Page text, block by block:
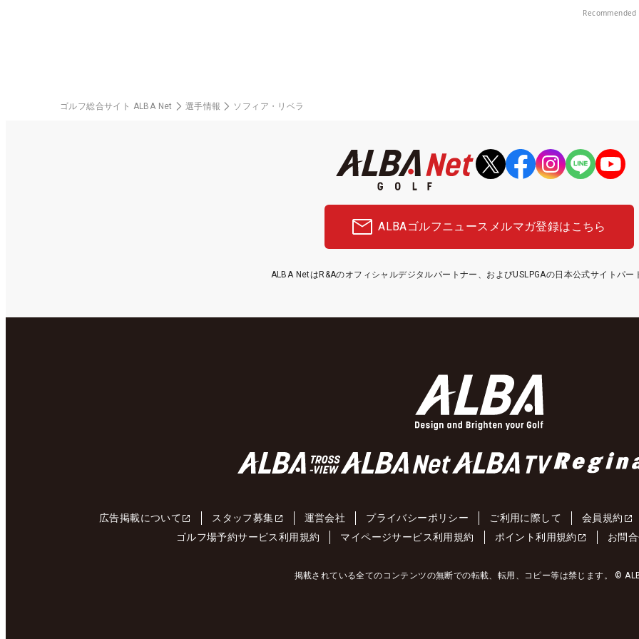
Recommended
ゴルフ総合サイト ALBA Net 選手情報 ソフィア・リベラ
ALBAゴルフニュース メルマガ登録はこちら
ALBA NetはR&Aのオフィシャルデジタルパートナー、およびUSLPGAの日本公式サイトパー
広告掲載について スタッフ募集 運営会社 プライバシーポリシー ご利用に際して 会員規約
ゴルフ場予約サービス利用規約
マイページサービス利用規約 ポイント利用規約 お問
掲載されている全てのコンテンツの無断での転載、転用、コピー等は禁じます。 ©